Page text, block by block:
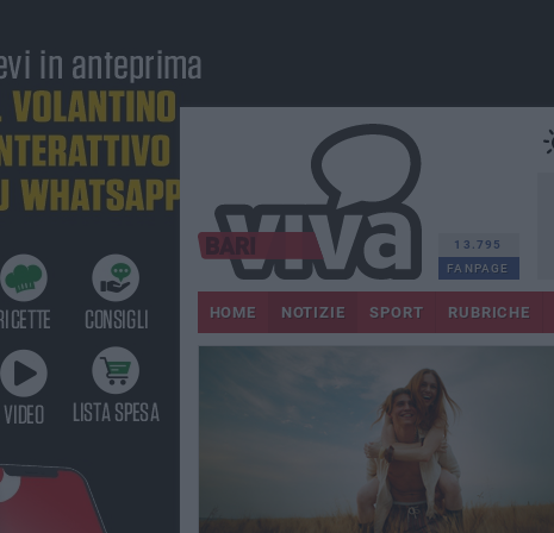
13.795
FANPAGE
HOME NOTIZIE SPORT RUBRICHE